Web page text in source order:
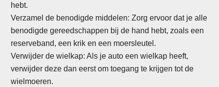
hebt.
Verzamel de benodigde middelen: Zorg ervoor dat je alle
benodigde gereedschappen bij de hand hebt, zoals een
reserveband, een krik en een moersleutel.
Verwijder de wielkap: Als je auto een wielkap heeft,
verwijder deze dan eerst om toegang te krijgen tot de
wielmoeren.